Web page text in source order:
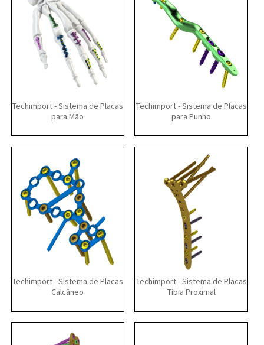
Techimport - Sistema de Placas
para Mão
Techimport - Sistema de Placas
para Punho
Techimport - Sistema de Placas
Calcâneo
Techimport - Sistema de Placas
Tíbia Proximal